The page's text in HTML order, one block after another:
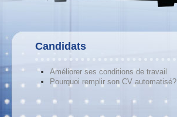
Candidats
Améliorer ses conditions de travail
Pourquoi remplir son CV automatisé?